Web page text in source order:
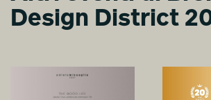
Fotocamere e
degli Obiettivi
Fotocamere e
degli Obiettivi
Design District